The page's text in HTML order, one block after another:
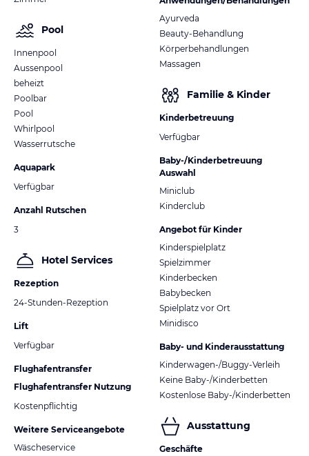
Pool
Innenpool
Aussenpool
beheizt
Poolbar
Pool
Whirlpool
Wasserrutsche
Aquapark
Verfügbar
Anzahl Rutschen
3
Hotel Services
Rezeption
24-Stunden-Rezeption
Lift
Verfügbar
Flughafentransfer
Flughafentransfer Nutzung
Kostenpflichtig
Weitere Serviceangebote
Wäscheservice
Ayurveda
Beauty-Behandlung
Körperbehandlungen
Massagen
Familie & Kinder
Kinderbetreuung
Verfügbar
Baby-/Kinderbetreuung
Auswahl
Miniclub
Kinderclub
Angebot für Kinder
Kinderspielplatz
Spielzimmer
Kinderbecken
Babybecken
Spielplatz vor Ort
Minidisco
Baby- und Kinderausstattung
Kinderwagen-/Buggy-Verleih
Keine Baby-/Kinderbetten
Kostenlose Baby-/Kinderbetten
Ausstattung
Geschäfte